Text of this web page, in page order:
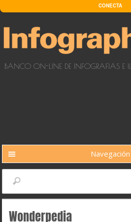
CONECTA
BANCO ON-LINE DE INFOGRAFÍAS E
Navegación
Buscar
Wonderpedia